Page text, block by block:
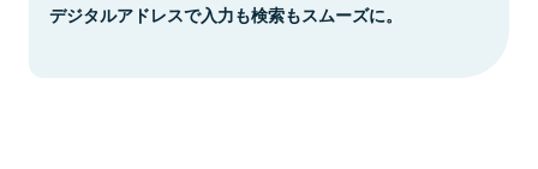
デジタルアドレスで入力も検索もスムーズに。